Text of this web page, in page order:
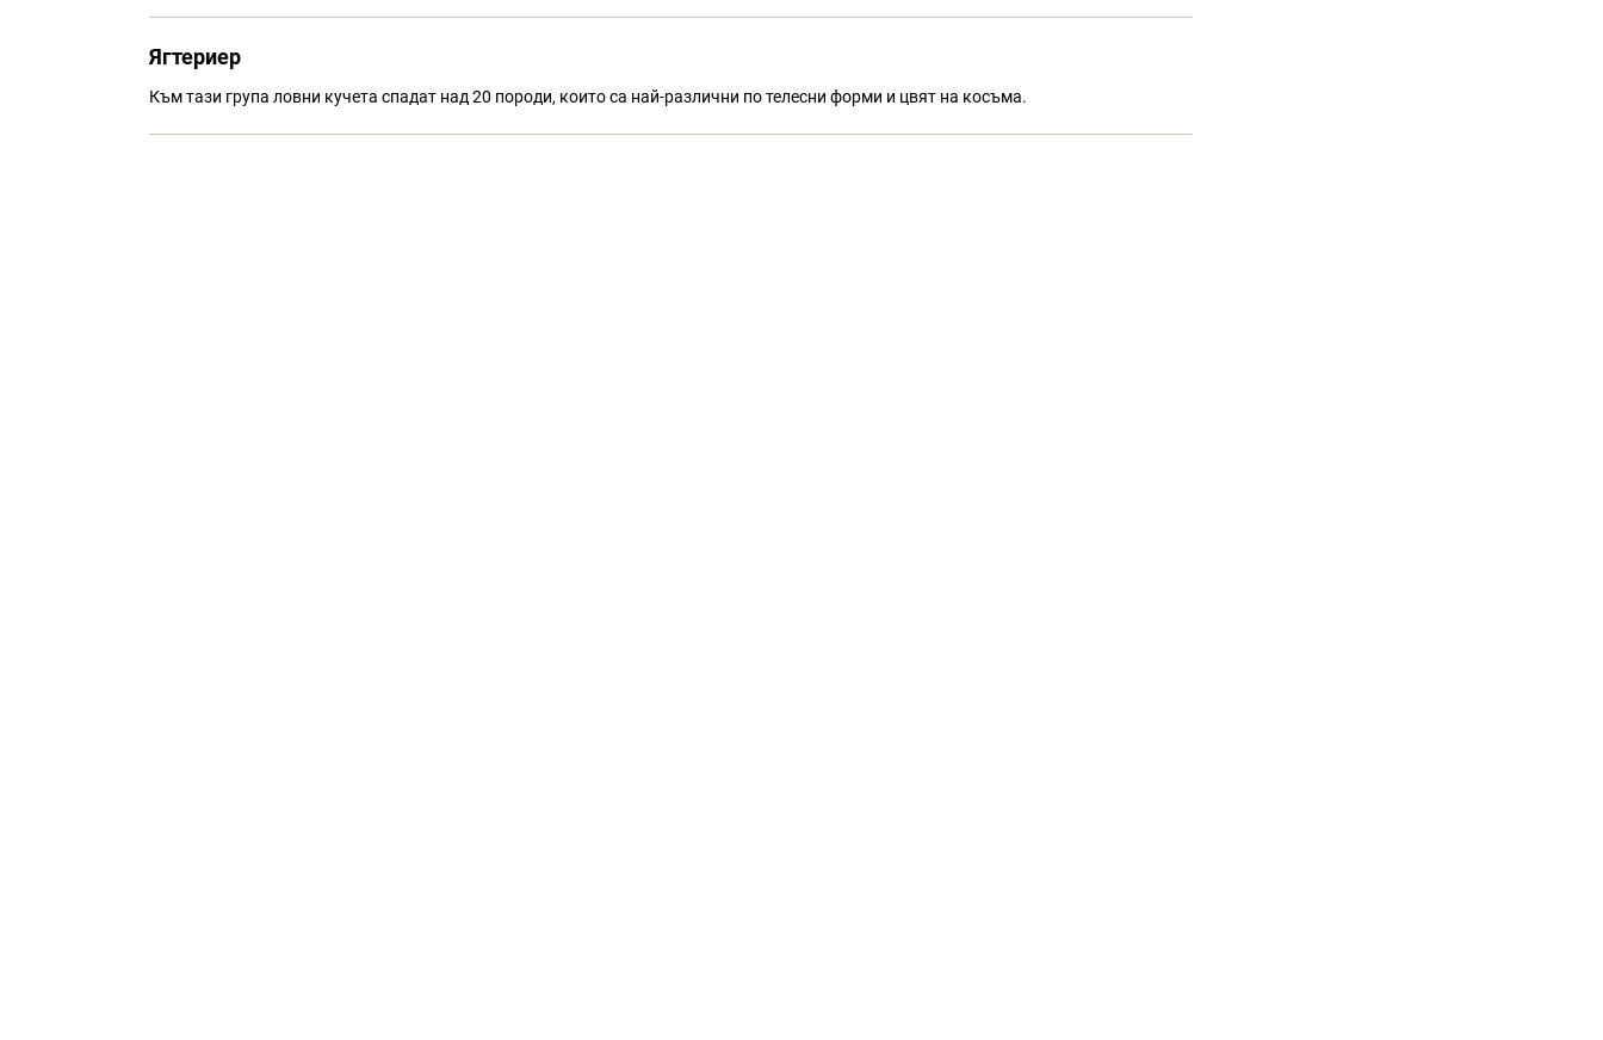
Ягтериер
Към тази група ловни кучета спадат над 20 породи, които са най-различни по телесни форми и цвят на косъма.